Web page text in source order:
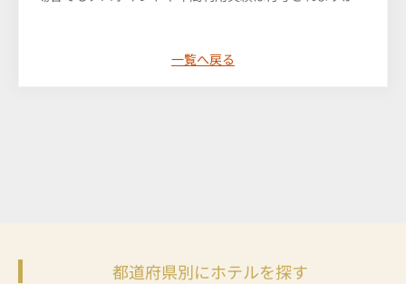
一覧へ戻る
都道府県別にホテルを探す